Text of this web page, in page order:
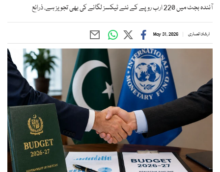
آئندہ بجٹ میں 220 ارب روپے کے نئے ٹیکسز لگانے کی بھی تجویز ہے، ذرائع
ارشاد انصاری May 31, 2026